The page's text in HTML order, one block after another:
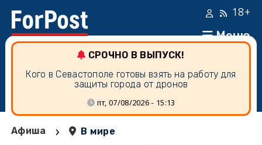
Меню
18+
СРОЧНО В ВЫПУСК!
Кого в Севастополе готовы взять на работу для
защиты города от дронов
пт, 07/08/2026 - 15:13
Афиша › В мире